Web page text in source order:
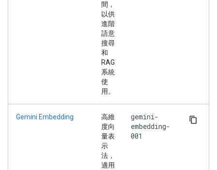
間，
以供
進階
語意
搜尋
和
RAG
系統
使
用。
Gemini Embedding
高維
度向
量表
示
法，
適用
gemini-
embedding-
001